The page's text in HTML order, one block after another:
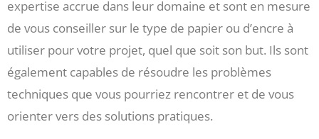
expertise accrue dans leur domaine et sont en mesure
de vous conseiller sur le type de papier ou d’encre à
utiliser pour votre projet, quel que soit son but. Ils sont
également capables de résoudre les problèmes
techniques que vous pourriez rencontrer et de vous
orienter vers des solutions pratiques.